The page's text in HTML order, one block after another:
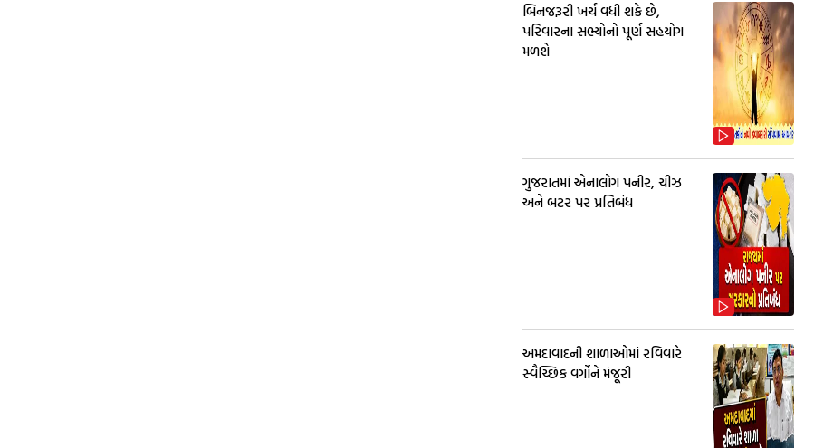
બિનજરૂરી ખર્ચ વધી શકે છે,
પરિવારના સભ્યોનો પૂર્ણ સહયોગ
મળશે
ગુજરાતમાં એનાલોગ પનીર, ચીઝ
અને બટર પર પ્રતિબંધ
અમદાવાદની શાળાઓમાં રવિવારે
સ્વૈચ્છિક વર્ગોને મંજૂરી